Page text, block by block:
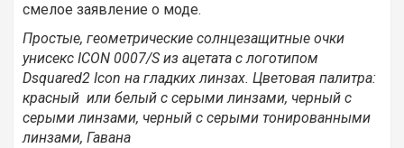
смелое заявление о моде.
Простые, геометрические солнцезащитные очки
унисекс ICON 0007/S из ацетата с логотипом
Dsquared2 Icon на гладких линзах. Цветовая палитра:
красный или белый с серыми линзами, черный с
серыми линзами, черный с серыми тонированными
линзами, Гавана